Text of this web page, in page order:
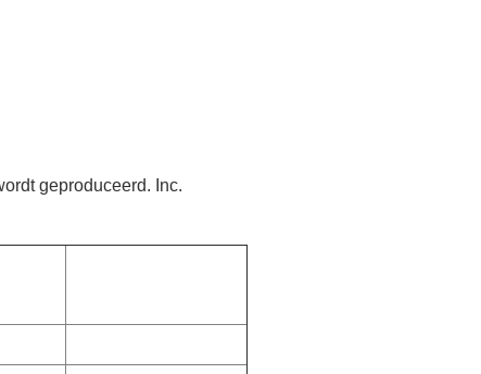
geproduceerd. Inc.